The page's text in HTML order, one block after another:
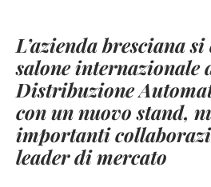
L’azienda bresciana
salone internazionale
Distribuzione
con un nuovo stand,
importanti
leader di mercato